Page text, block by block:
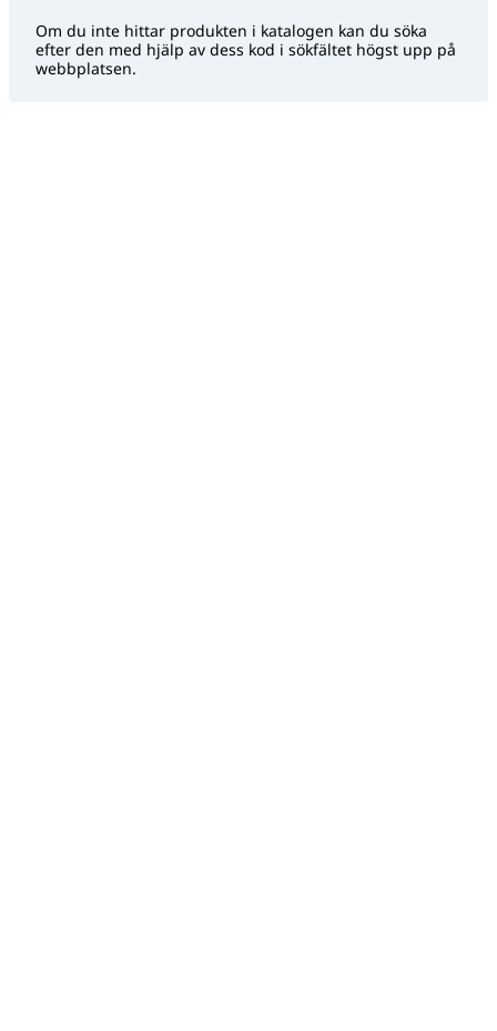
Om du inte hittar produkten i katalogen kan du söka
efter den med hjälp av dess kod i sökfältet högst upp på
webbplatsen.